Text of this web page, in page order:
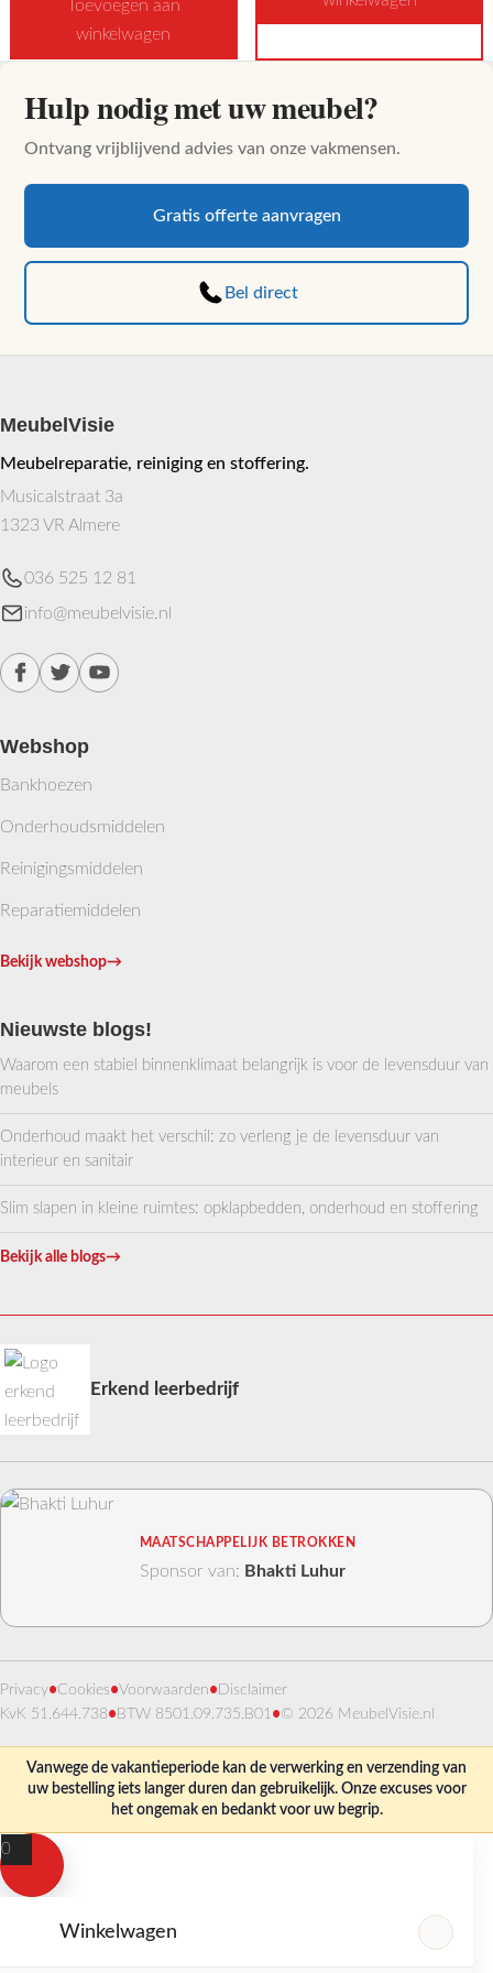
productpagina
Toevoegen aan
winkelwagen
product
heeft
meerdere
variaties.
Deze
gekozen
op
de
Hulp nodig met uw meubel?
Ontvang vrijblijvend advies van onze vakmensen.
Gratis offerte aanvragen
Bel direct
MeubelVisie
Meubelreparatie, reiniging en stoffering.
Musicalstraat 3a
1323 VR Almere
036 525 12 81
info@meubelvisie.nl
Webshop
Bankhoezen
Onderhoudsmiddelen
Reinigingsmiddelen
Reparatiemiddelen
Bekijk webshop→
Nieuwste blogs!
Waarom een stabiel binnenklimaat belangrijk is voor de levensduur van
meubels
Onderhoud maakt het verschil: zo verleng je de levensduur van
interieur en sanitair
Slim slapen in kleine ruimtes: opklapbedden, onderhoud en stoffering
Bekijk alle blogs→
Erkend leerbedrijf
MAATSCHAPPELIJK BETROKKEN
Sponsor van: Bhakti Luhur
Privacy•Cookies•Voorwaarden• Disclaimer
KvK 51.644.738• BTW 8501.09.735.B01 •© 2026 MeubelVisie.nl
Vanwege de vakantieperiode kan de verwerking en verzending van
uw bestelling iets langer duren dan gebruikelijk. Onze excuses voor
het ongemak en bedankt voor uw begrip.
0
Winkelwagen